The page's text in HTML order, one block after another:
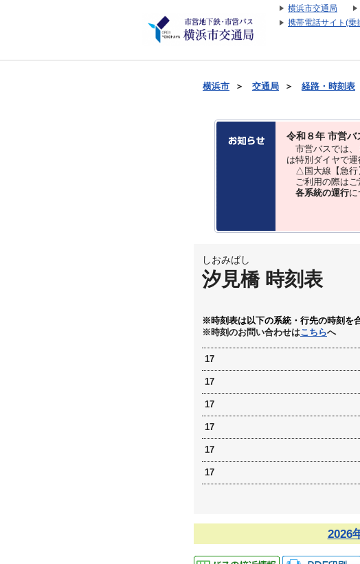
横浜市交通局
携帯電話サイト(乗
横浜市 ＞ 交通局 ＞ 経路・時刻表
令和８年 市営バ
市営バスでは、
は特別ダイヤで運
△国大線【急行
ご利用の際はご
各系統の運行に
しおみばし
汐見橋 時刻表
※時刻表は以下の系統・行先の時刻を
※時刻のお問い合わせはこちらへ
17
17
17
17
17
17
2026